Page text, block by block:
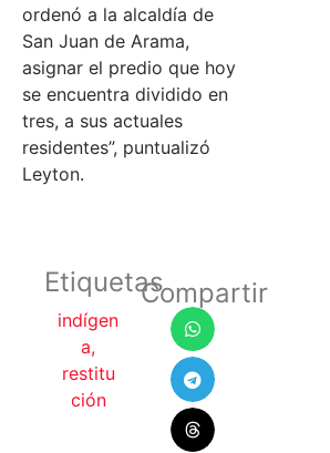
ordenó a la alcaldía de
San Juan de Arama,
asignar el predio que hoy
se encuentra dividido en
tres, a sus actuales
residentes”, puntualizó
Leyton.
Etiquetas
indígen
a,
restitu
ción
Compartir